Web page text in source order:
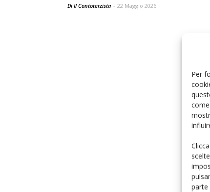
Per
parte
Di Il Contoterzista - 22 Maggio 2026